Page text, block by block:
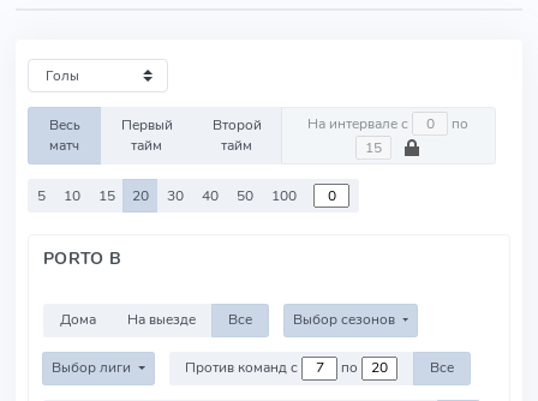
Весь
матч
Первый
тайм
Второй
тайм
На интервале с по
5 10 15 20 30 40 50 100
PORTO B
Дома На выезде Все Выбор сезонов
Выбор лиги Против команд с по Все